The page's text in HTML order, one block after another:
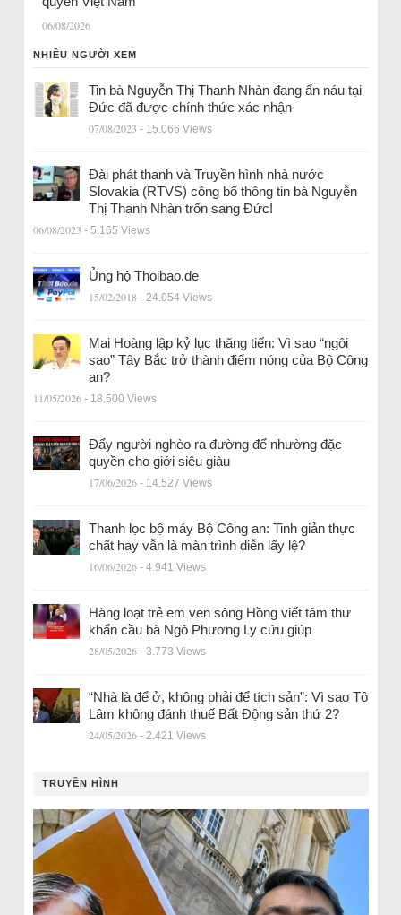
06/08/2026
NHIỀU NGƯỜI XEM
Tin bà Nguyễn Thị Thanh Nhàn đang ẩn náu tại
Đức đã được chính thức xác nhận
07/08/2023 - 15.066 Views
Đài phát thanh và Truyền hình nhà nước
Slovakia (RTVS) công bố thông tin bà Nguyễn
Thị Thanh Nhàn trốn sang Đức!
06/08/2023 - 5.165 Views
Ủng hộ Thoibao.de
15/02/2018 - 24.054 Views
Mai Hoàng lập kỷ lục thăng tiến: Vì sao “ngôi
sao” Tây Bắc trở thành điểm nóng của Bộ Công
an?
11/05/2026 - 18.500 Views
Đẩy người nghèo ra đường để nhường đặc
quyền cho giới siêu giàu
17/06/2026 - 14.527 Views
Thanh lọc bộ máy Bộ Công an: Tinh giản thực
chất hay vẫn là màn trình diễn lấy lệ?
16/06/2026 - 4.941 Views
Hàng loạt trẻ em ven sông Hồng viết tâm thư
khẩn cầu bà Ngô Phương Ly cứu giúp
28/05/2026 - 3.773 Views
“Nhà là để ở, không phải để tích sản”: Vì sao Tô
Lâm không đánh thuế Bất Động sản thứ 2?
24/05/2026 - 2.421 Views
TRUYỀN HÌNH